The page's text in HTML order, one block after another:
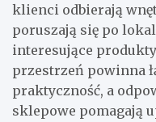
klienci odbierają
poruszają się po
interesujące
przestrzeń powinna
praktyczność, a
sklepowe pomagają